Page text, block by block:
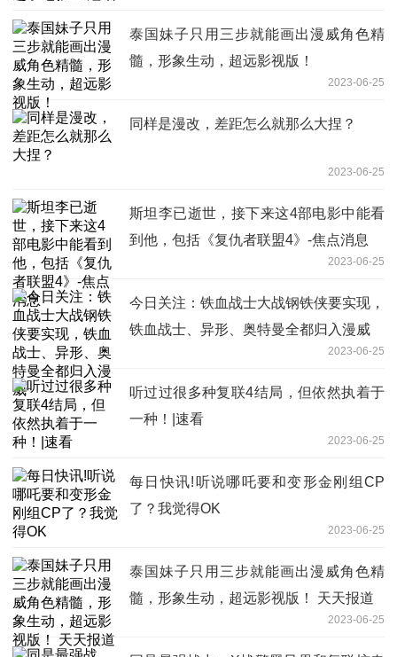
泰国妹子只用三步就能画出漫威角色精
髓，形象生动，超远影视版！
2023-06-25
同样是漫改，差距怎么就那么大捏？
2023-06-25
斯坦李已逝世，接下来这4部电影中能看
到他，包括《复仇者联盟4》-焦点消息
2023-06-25
今日关注：铁血战士大战钢铁侠要实现，
铁血战士、异形、奥特曼全都归入漫威
2023-06-25
听过过很多种复联4结局，但依然执着于
一种！|速看
2023-06-25
每日快讯!听说哪吒要和变形金刚组CP
了？我觉得OK
2023-06-25
泰国妹子只用三步就能画出漫威角色精
髓，形象生动，超远影视版！ 天天报道
2023-06-25